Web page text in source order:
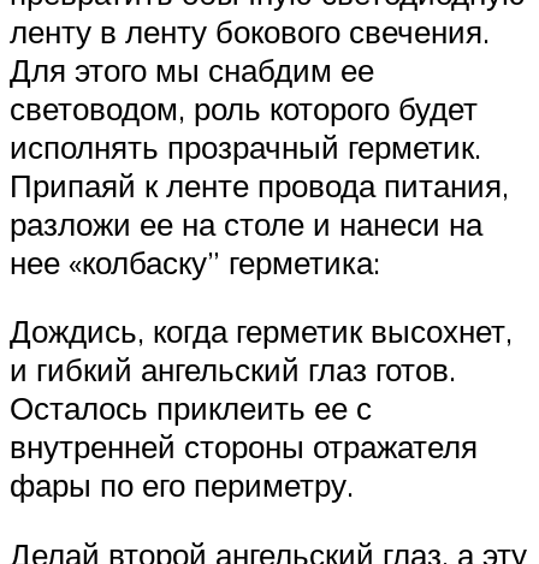
ленту в ленту бокового свечения.
Для этого мы снабдим ее
световодом, роль которого будет
исполнять прозрачный герметик.
Припаяй к ленте провода питания,
разложи ее на столе и нанеси на
нее «колбаску” герметика:
Дождись, когда герметик высохнет,
и гибкий ангельский глаз готов.
Осталось приклеить ее с
внутренней стороны отражателя
фары по его периметру.
Делай второй ангельский глаз, а эту